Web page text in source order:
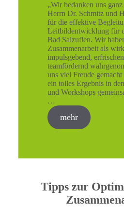
„Wir bedanken uns
Herrn Dr. Schmitz und
für die effektive
Leitbildentwicklung für
Bad Salzuflen. Wir
Zusammenarbeit als
impulsgebend,
teamfördernd
uns viel Freude
ein tolles Ergebnis in
und Workshops
…
mehr
Tipps zur